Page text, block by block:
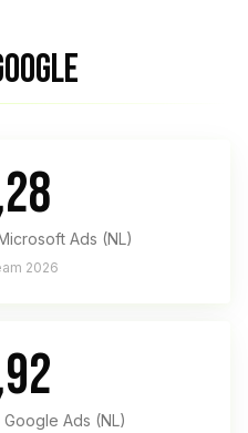
Ads (NL)
2026
Ads (NL)